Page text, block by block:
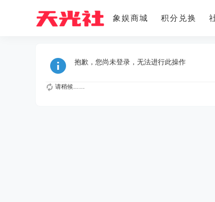
象娱商城 积分兑换
抱歉，您尚未登录，无法进行此操作
请稍候……